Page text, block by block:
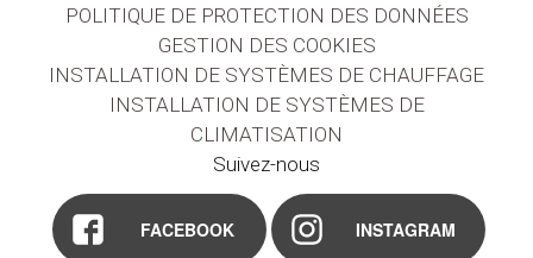
POLITIQUE DE PROTECTION DES DONNÉES
GESTION DES COOKIES
INSTALLATION DE SYSTÈMES DE CHAUFFAGE
INSTALLATION DE SYSTÈMES DE
CLIMATISATION
Suivez-nous
FACEBOOK INSTAGRAM